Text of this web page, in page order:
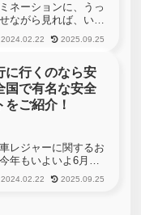
ネーションに、うっ
ながら見れば、いつ
は冬にオススメの関
観光するのも良いで
2024.02.22 2025.09.25
に行くのなら安
国で有名な安全
ご紹介！
レジャーに関するお
年もいよいよ6月に
うニュースも聞こえ
メジメとした気候
2024.02.22 2025.09.25